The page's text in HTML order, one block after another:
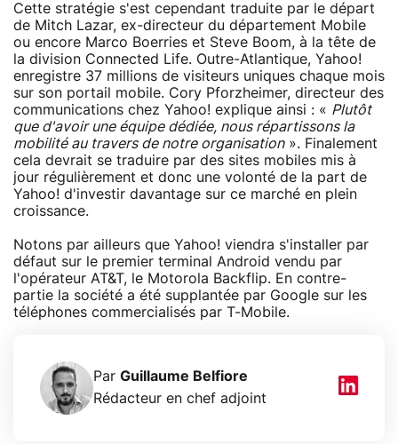
Cette stratégie s'est cependant traduite par le départ
de Mitch Lazar, ex-directeur du département Mobile
ou encore Marco Boerries et Steve Boom, à la tête de
la division Connected Life. Outre-Atlantique, Yahoo!
enregistre 37 millions de visiteurs uniques chaque mois
sur son portail mobile. Cory Pforzheimer, directeur des
communications chez Yahoo! explique ainsi : « Plutôt
que d'avoir une équipe dédiée, nous répartissons la
mobilité au travers de notre organisation». Finalement
cela devrait se traduire par des sites mobiles mis à
jour régulièrement et donc une volonté de la part de
Yahoo! d'investir davantage sur ce marché en plein
croissance.
Notons par ailleurs que Yahoo! viendra s'installer par
défaut sur le premier terminal Android vendu par
l'opérateur AT&T, le Motorola Backflip. En contre-
partie la société a été supplantée par Google sur les
téléphones commercialisés par T-Mobile.
Par Guillaume Belfiore
Rédacteur en chef adjoint